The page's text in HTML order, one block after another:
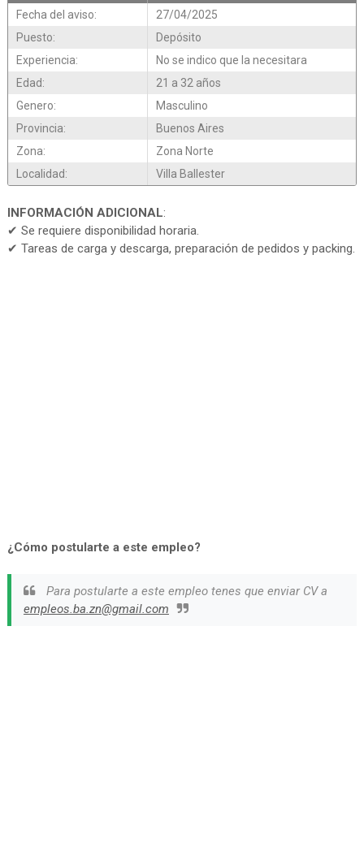
Fecha del aviso:
27/04/2025
Puesto:
Depósito
Experiencia:
No se indico que la necesitara
Edad:
21 a 32 años
Genero:
Masculino
Provincia:
Buenos Aires
Zona:
Zona Norte
Localidad:
Villa Ballester
INFORMACIÓN ADICIONAL:
✔ Se requiere disponibilidad horaria.
✔ Tareas de carga y descarga, preparación de pedidos y packing.
¿Cómo postularte a este empleo?
Para postularte a este empleo tenes que enviar CV a
empleos.ba.zn@gmail.com